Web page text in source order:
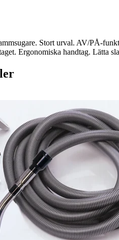
Stort urval. AV/PÅ-
Ergonomiska handtag. Lätta